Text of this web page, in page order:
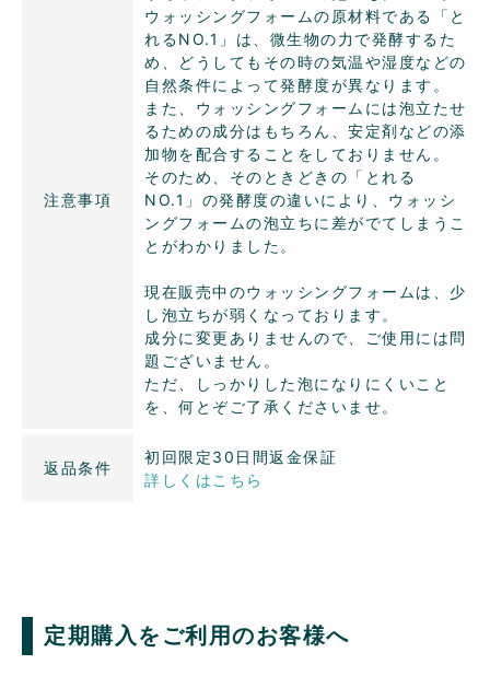
注意事項
ウォッシングフォームの原材料である「と
れるNO.1」は、微生物の力で発酵するた
め、どうしてもその時の気温や湿度などの
自然条件によって発酵度が異なります。
また、ウォッシングフォームには泡立たせ
るための成分はもちろん、安定剤などの添
加物を配合することをしておりません。
そのため、そのときどきの「とれる
NO.1」の発酵度の違いにより、ウォッシ
ングフォームの泡立ちに差がでてしまうこ
とがわかりました。
現在販売中のウォッシングフォームは、少
し泡立ちが弱くなっております。
成分に変更ありませんので、ご使用には問
題ございません。
ただ、しっかりした泡になりにくいこと
を、何とぞご了承くださいませ。
返品条件
初回限定30日間返金保証
詳しくはこちら
定期購入をご利用のお客様へ